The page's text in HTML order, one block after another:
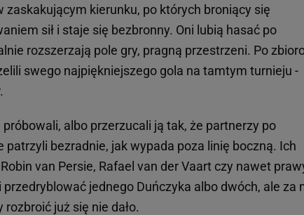
kierunku, po których broniący się
sił i staje się bezbronny. Oni lubią hasać po
rozszerzają pole gry, pragną przestrzeni. Po
swego najpiękniejszego gola na tamtym turnieju -
albo przerzucali ją tak, że partnerzy po
bezradnie, jak wypada poza linię boczną. Ich
van Persie, Rafael van der Vaart czy nawet
jednego Duńczyka albo dwóch, ale za
rozbroić już się nie dało.